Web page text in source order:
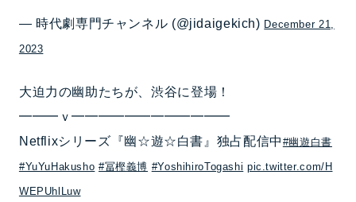
— 時代劇専門チャンネル (@jidaigekich) December 21,
2023
大迫力の幽助たちが、渋谷に登場！
━━━ｖ━━━━━━━━━━━━
Netflixシリーズ『幽☆遊☆白書』独占配信中 #幽遊白書
#YuYuHakusho #冨樫義博 #YoshihiroTogashi pic.twitter.com/H
WEPUhlLuw